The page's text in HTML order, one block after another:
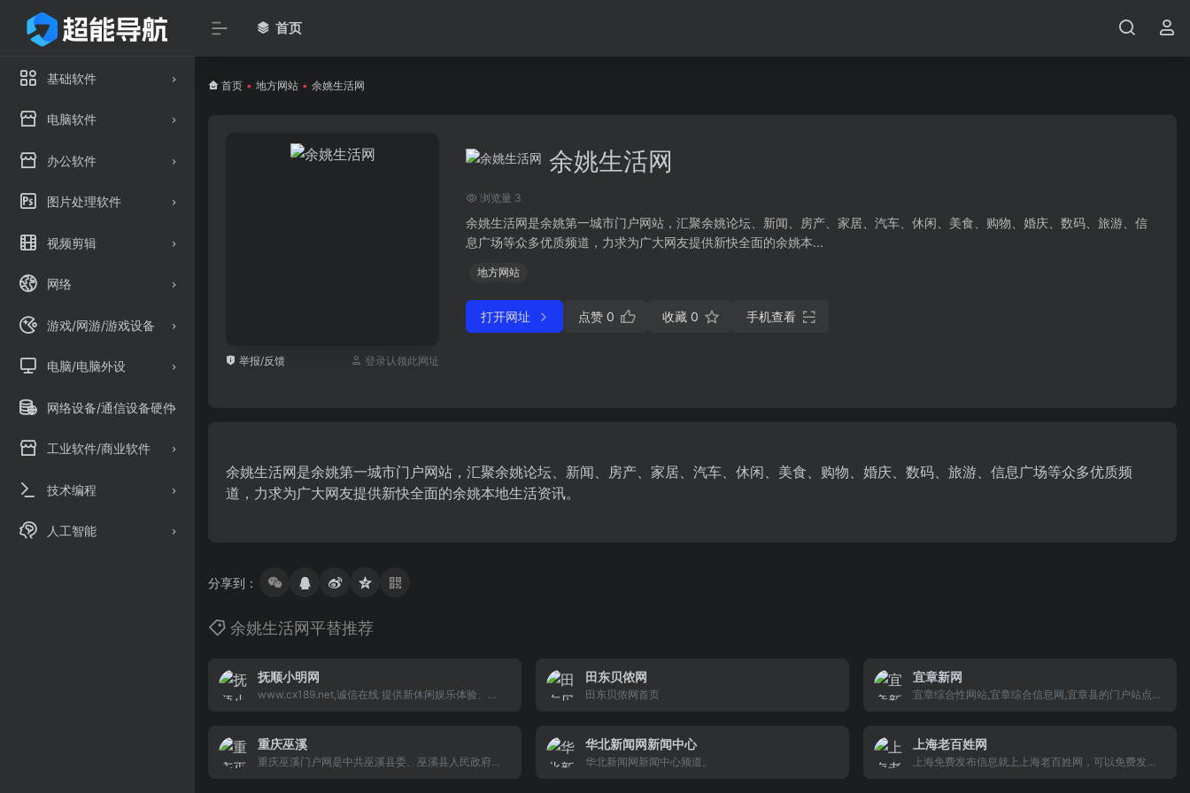
基础软件
电脑软件
办公软件
图片处理软件
视频剪辑
网络
游戏/网游/游戏设备
电脑/电脑外设
网络设备/通信设备硬件
工业软件/商业软件
技术编程
人工智能
首页
首页 • 地方网站 • 余姚生活网
举报/反馈 登录认领此网址
余姚生活网
浏览量 3
余姚生活网是余姚第一城市门户网站，汇聚余姚论坛、新闻、房产、家居、汽车、休闲、美食、购物、婚庆、数码、旅游、信
息广场等众多优质频道，力求为广大网友提供新快全面的余姚本...
地方网站
打开网址 点赞 0 收藏 0 手机查看
余姚生活网是余姚第一城市门户网站，汇聚余姚论坛、新闻、房产、家居、汽车、休闲、美食、购物、婚庆、数码、旅游、信息广场等众多优质频
道，力求为广大网友提供新快全面的余姚本地生活资讯。
分享到：
余姚生活网平替推荐
抚顺小明网
www.cx189.net,诚信在线 提供新休闲娱乐体验、诚
局欢迎您的加入!
田东贝侬网
田东贝侬网首页
宜章新网
宜章综合性网站,宜章综合信息网,宜章县的门户站点.
宜章全景,图片,莽山,旅游,天气,地图,网址,黄页,家居建
材,商铺,商城,打折,团购,娱乐,股票,生活,网站建设,宜章
重庆巫溪
重庆巫溪门户网是中共巫溪县委、巫溪县人民政府主
华北新闻网新闻中心
华北新闻网新闻中心频道。
上海老百姓网
上海免费发布信息就上上海老百姓网，可以免费发布/